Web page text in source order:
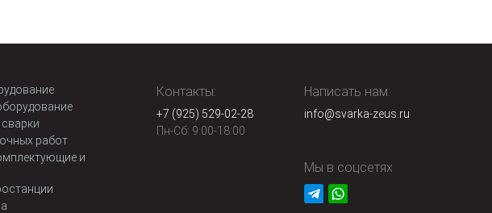
работ
и
Контакты:
+7 (925) 529-02-28
Пн-Сб: 9:00-18:00
Написать нам:
info@svarka-zeus.ru
Мы в соцсетях